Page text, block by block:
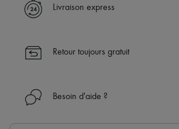
✓ Bénéficiez de la livraison express dans plus
✓ Soyez libre de changer d’avis, les retours
client 24h/24
En savoir plus sur 24S, une maison du
Livraison express
Retour toujours gratuit
Besoin d'aide ?